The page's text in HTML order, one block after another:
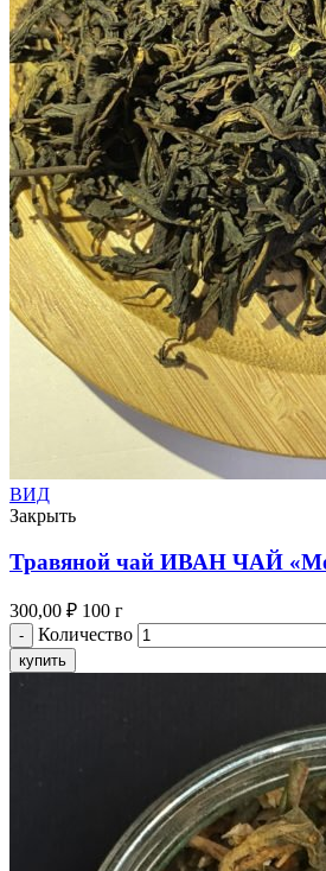
ВИД
Закрыть
Травяной чай ИВАН ЧАЙ
300,00 ₽ 100 г
Количество
купить